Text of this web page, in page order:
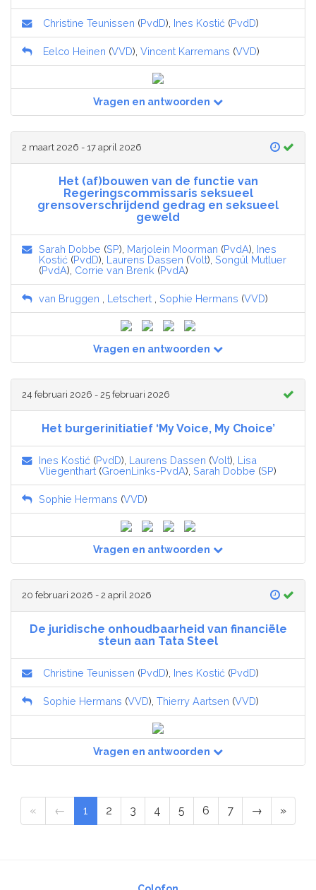
Christine Teunissen (PvdD), Ines Kostić (PvdD)
Eelco Heinen (VVD), Vincent Karremans (VVD)
Vragen en antwoorden
2 maart 2026 - 17 april 2026
Het (af)bouwen van de functie van
Regeringscommissaris seksueel
grensoverschrijdend gedrag en seksueel
geweld
Sarah Dobbe (SP), Marjolein Moorman (PvdA), Ines
Kostić (PvdD), Laurens Dassen (Volt), Songül Mutluer
(PvdA), Corrie van Brenk (PvdA)
van Bruggen Letschert Sophie Hermans (VVD)
Vragen en antwoorden
24 februari 2026 - 25 februari 2026
Het burgerinitiatief ‘My Voice, My Choice’
Ines Kostić (PvdD), Laurens Dassen (Volt), Lisa
Vliegenthart (GroenLinks-PvdA), Sarah Dobbe (SP)
Sophie Hermans (VVD)
Vragen en antwoorden
20 februari 2026 - 2 april 2026
De juridische onhoudbaarheid van financiële
steun aan Tata Steel
Christine Teunissen (PvdD), Ines Kostić (PvdD)
Sophie Hermans (VVD), Thierry Aartsen (VVD)
Vragen en antwoorden
« ← 1 2 3 4 5 6 7 → »